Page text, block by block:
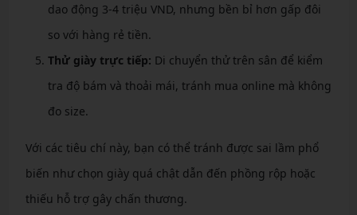
dao động 3-4 triệu VND, nhưng bền bỉ hơn gấp đôi
so với hàng rẻ tiền.
Thử giày trực tiếp: Di chuyển thử trên sân để kiểm
tra độ bám và thoải mái, tránh mua online mà không
đo size.
Với các tiêu chí này, bạn có thể tránh được sai lầm phổ
biến như chọn giày quá chật dẫn đến phồng rộp hoặc
thiếu hỗ trợ gây chấn thương.